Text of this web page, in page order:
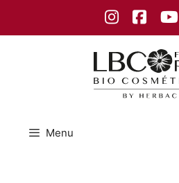
Instagram
Menu